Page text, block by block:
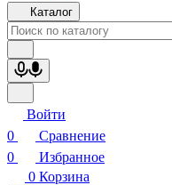
Каталог
Войти
0
Сравнение
0
Избранное
0 Корзина